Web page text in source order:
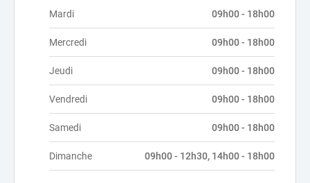
Mardi 09h00 - 18h00
Mercredi 09h00 - 18h00
Jeudi 09h00 - 18h00
Vendredi 09h00 - 18h00
Samedi 09h00 - 18h00
Dimanche 09h00 - 12h30, 14h00 - 18h00